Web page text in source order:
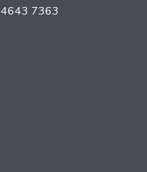
7363